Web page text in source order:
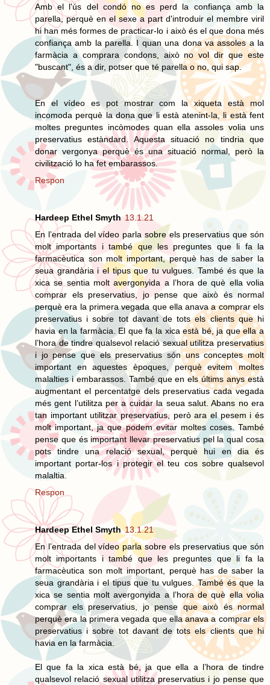
Amb el l'ús del condó no es perd la confiança amb la
parella, perquè en el sexe a part d'introduir el membre viril
hi han més formes de practicar-lo i això és el que dona més
confiança amb la parella. I quan una dona va assoles a la
farmàcia a comprara condons, això no vol dir que este
"buscant", és a dir, potser que té parella o no, qui sap.
En el vídeo es pot mostrar com la xiqueta està mol
incomoda perquè la dona que li està atenint-la, li està fent
moltes preguntes incòmodes quan ella assoles volia uns
preservatius estàndard. Aquesta situació no tindria que
donar vergonya perquè és una situació normal, però la
civilització lo ha fet embarassos.
Respon
Hardeep Ethel Smyth 13.1.21
En l’entrada del vídeo parla sobre els preservatius que són
molt importants i també que les preguntes que li fa la
farmacèutica son molt important, perquè has de saber la
seua grandària i el tipus que tu vulgues. També és que la
xica se sentia molt avergonyida a l’hora de què ella volia
comprar els preservatius, jo pense que això és normal
perquè era la primera vegada que ella anava a comprar els
preservatius i sobre tot davant de tots els clients que hi
havia en la farmàcia. El que fa la xica està bé, ja que ella a
l’hora de tindre qualsevol relació sexual utilitza preservatius
i jo pense que els preservatius són uns conceptes molt
important en aquestes èpoques, perquè evitem moltes
malalties i embarassos. També que en els últims anys està
augmentant el percentatge dels preservatius cada vegada
més gent l’utilitza per a cuidar la seua salut. Abans no era
tan important utilitzar preservatius, però ara el pesem i és
molt important, ja que podem evitar moltes coses. També
pense que és important llevar preservatius pel la qual cosa
pots tindre una relació sexual, perquè hui en dia és
important portar-los i protegir el teu cos sobre qualsevol
malaltia.
Respon
Hardeep Ethel Smyth 13.1.21
En l’entrada del vídeo parla sobre els preservatius que són
molt importants i també que les preguntes que li fa la
farmacèutica son molt important, perquè has de saber la
seua grandària i el tipus que tu vulgues. També és que la
xica se sentia molt avergonyida a l’hora de què ella volia
comprar els preservatius, jo pense que això és normal
perquè era la primera vegada que ella anava a comprar els
preservatius i sobre tot davant de tots els clients que hi
havia en la farmàcia.
El que fa la xica està bé, ja que ella a l’hora de tindre
qualsevol relació sexual utilitza preservatius i jo pense que